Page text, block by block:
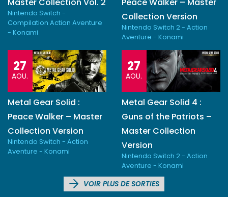
Master Collection Vol. 2
Nintendo Switch -
Compilation Action Aventure
- Konami
Peace Walker – Master
Collection Version
Nintendo Switch 2 - Action
Aventure - Konami
27
AOU.
Metal Gear Solid :
Peace Walker – Master
Collection Version
Nintendo Switch - Action
Aventure - Konami
27
AOU.
Metal Gear Solid 4 :
Guns of the Patriots –
Master Collection
Version
Nintendo Switch 2 - Action
Aventure - Konami
VOIR PLUS DE SORTIES